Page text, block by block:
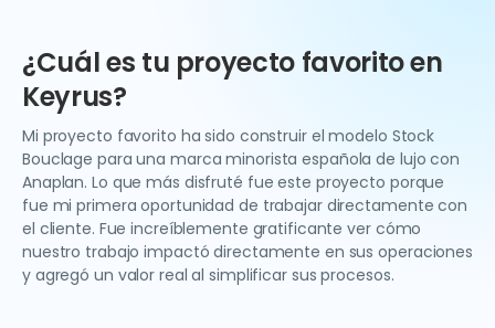
¿Cuál es tu proyecto favorito en
Keyrus?
Mi proyecto favorito ha sido construir el modelo Stock
Bouclage para una marca minorista española de lujo con
Anaplan. Lo que más disfruté fue este proyecto porque
fue mi primera oportunidad de trabajar directamente con
el cliente. Fue increíblemente gratificante ver cómo
nuestro trabajo impactó directamente en sus operaciones
y agregó un valor real al simplificar sus procesos.